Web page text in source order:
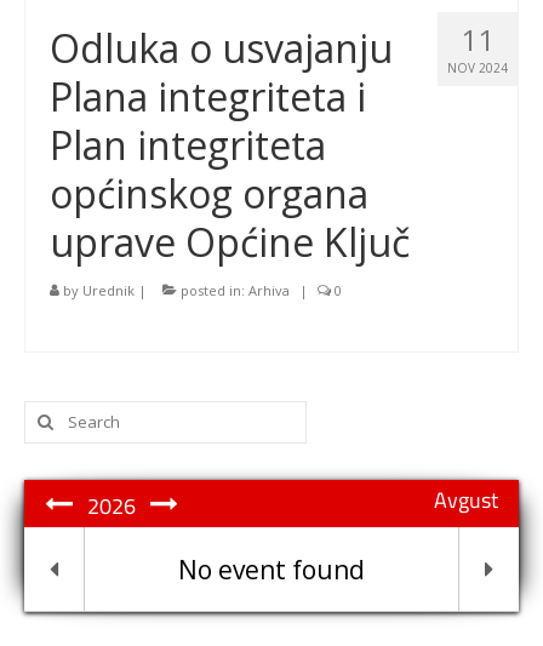
11
NOV 2024
Odluka o usvajanju
Plana integriteta i
Plan integriteta
općinskog organa
uprave Općine Ključ
by Urednik | posted in: Arhiva | 0
Search
for:
Avgust
2026
No event found